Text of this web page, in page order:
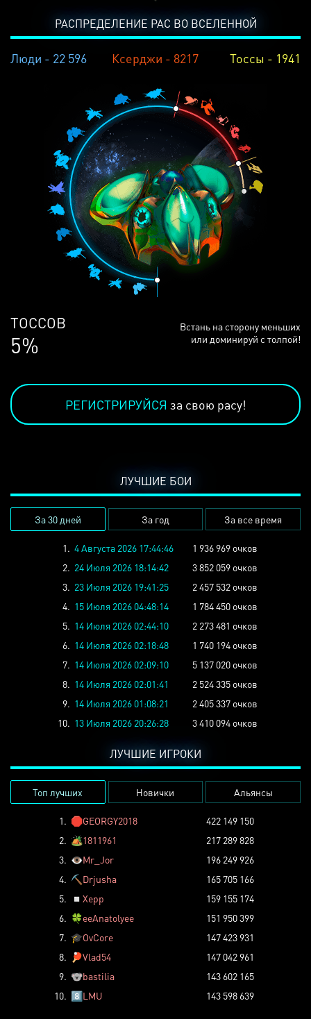
РАСПРЕДЕЛЕНИЕ РАС ВО ВСЕЛЕННОЙ
Люди - 22 596 Ксерджи - 8217 Тоссы - 1941
ЛЮДЕЙ
68%
Встань на сторону меньших
или доминируй с толпой!
РЕГИСТРИРУЙСЯ за свою расу!
ЛУЧШИЕ БОИ
За 30 дней За год За все время
1. 4 Августа 2026 17:44:46
1 936 969 очков
2. 24 Июля 2026 18:14:42
3 852 059 очков
3. 23 Июля 2026 19:41:25
2 457 532 очков
4. 15 Июля 2026 04:48:14
1 784 450 очков
5. 14 Июля 2026 02:44:10
2 273 481 очков
6. 14 Июля 2026 02:18:48
1 740 194 очков
7. 14 Июля 2026 02:09:10
5 137 020 очков
8. 14 Июля 2026 02:01:41
2 524 335 очков
9. 14 Июля 2026 01:08:21
2 405 337 очков
10. 13 Июля 2026 20:26:28 3 410 094 очков
ЛУЧШИЕ ИГРОКИ
Топ лучших Новички Альянсы
1. 🛑GEORGY2018
422 149 150
2. 🏕️1811961
217 289 828
3. 👁️Mr_Jor
196 249 926
4. ⛏️ Drjusha
165 705 166
5.
◽ Xepp
159 155 174
6. 🍀eeAnatolyee
151 950 399
7. 🎓OvCore
147 423 931
8.
🏓Vlad54
147 042 961
9. 🐨bastilia
143 602 165
10. 8️⃣LMU 143 598 639